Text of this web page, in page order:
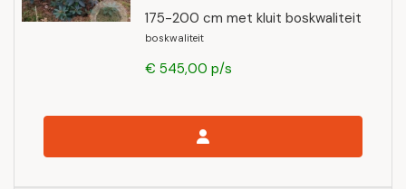
175-200 cm met kluit boskwaliteit
boskwaliteit
€ 545,00 p/s